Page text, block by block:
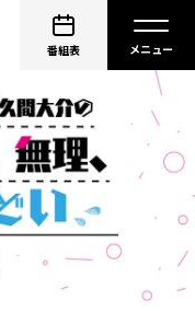
番組表